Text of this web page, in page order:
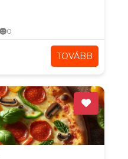
0
TOVÁBB